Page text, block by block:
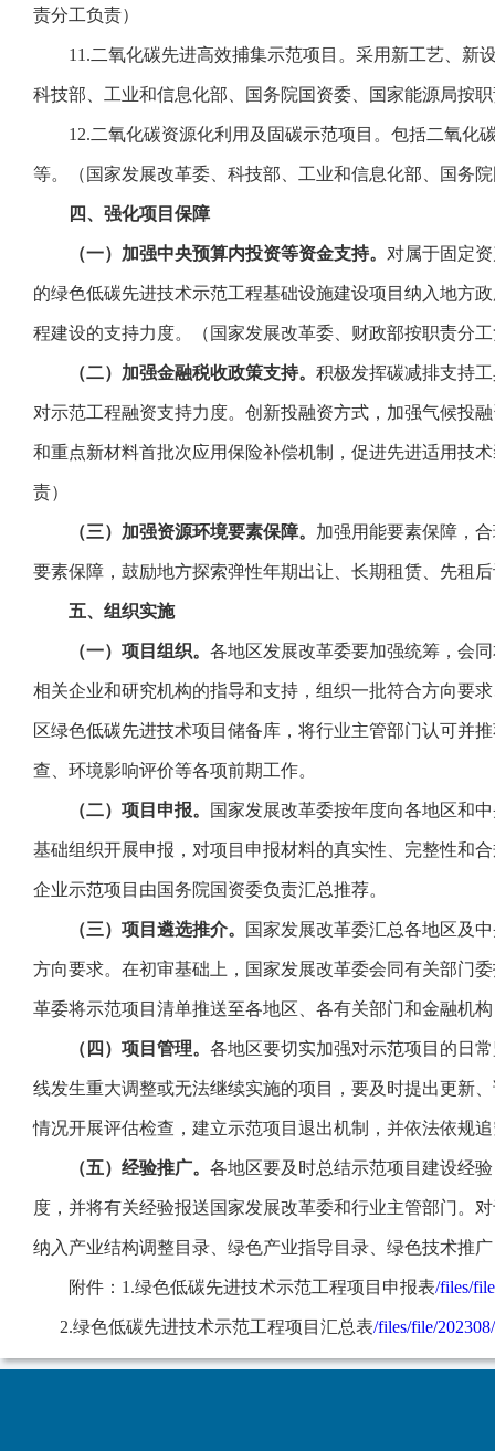
责分工负责）
11.二氧化碳先进高效捕集示范项目。采用新工艺、新
科技部、工业和信息化部、国务院国资委、国家能源局按
12.二氧化碳资源化利用及固碳示范项目。包括二氧化
等。（国家发展改革委、科技部、工业和信息化部、国务
四、强化项目保障
（一）加强中央预算内投资等资金支持。 对属于固定
的绿色低碳先进技术示范工程基础设施建设项目纳入地方
程建设的支持力度。（国家发展改革委、财政部按职责分
（二）加强金融税收政策支持。 积极发挥碳减排支持
对示范工程融资支持力度。创新投融资方式，加强气候投
和重点新材料首批次应用保险补偿机制，促进先进适用技
责）
（三）加强资源环境要素保障。 加强用能要素保障，
要素保障，鼓励地方探索弹性年期出让、长期租赁、先租
五、组织实施
（一）项目组织。 各地区发展改革委要加强统筹，会
相关企业和研究机构的指导和支持，组织一批符合方向要
区绿色低碳先进技术项目储备库，将行业主管部门认可并
查、环境影响评价等各项前期工作。
（二）项目申报。 国家发展改革委按年度向各地区和
基础组织开展申报，对项目申报材料的真实性、完整性和
企业示范项目由国务院国资委负责汇总推荐。
（三）项目遴选推介。 国家发展改革委汇总各地区及
方向要求。在初审基础上，国家发展改革委会同有关部门
革委将示范项目清单推送至各地区、各有关部门和金融机
（四）项目管理。 各地区要切实加强对示范项目的日
线发生重大调整或无法继续实施的项目，要及时提出更新
情况开展评估检查，建立示范项目退出机制，并依法依规
（五）经验推广。 各地区要及时总结示范项目建设经
度，并将有关经验报送国家发展改革委和行业主管部门。
纳入产业结构调整目录、绿色产业指导目录、绿色技术推
附件：1.绿色低碳先进技术示范工程项目申报表/files/
2.绿色低碳先进技术示范工程项目汇总表/files/file/